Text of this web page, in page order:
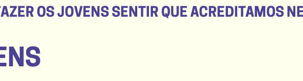
OS JOVENS SENTIR QUE ACREDITAMOS